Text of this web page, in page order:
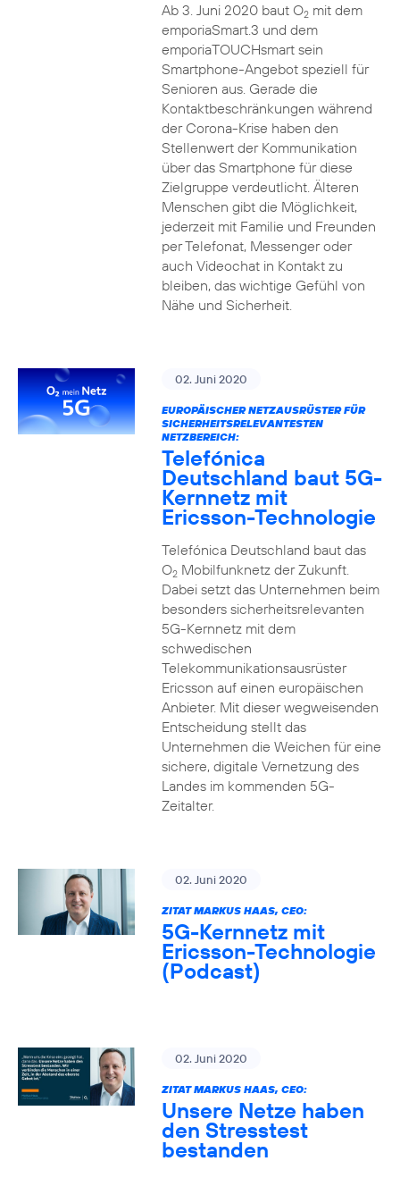
Ab 3. Juni 2020 baut O2mit dem
emporiaSmart.3 und dem
emporiaTOUCHsmart sein
Smartphone-Angebot speziell für
Senioren aus. Gerade die
Kontaktbeschränkungen während
der Corona-Krise haben den
Stellenwert der Kommunikation
über das Smartphone für diese
Zielgruppe verdeutlicht. Älteren
Menschen gibt die Möglichkeit,
jederzeit mit Familie und Freunden
per Telefonat, Messenger oder
auch Videochat in Kontakt zu
bleiben, das wichtige Gefühl von
Nähe und Sicherheit.
02. Juni 2020
EUROPÄISCHER NETZAUSRÜSTER FÜR
SICHERHEITSRELEVANTESTEN
NETZBEREICH:
Telefónica
Deutschland baut 5G-
Kernnetz mit
Ericsson-Technologie
Telefónica Deutschland baut das
O2Mobilfunknetz der Zukunft.
Dabei setzt das Unternehmen beim
besonders sicherheitsrelevanten
5G-Kernnetz mit dem
schwedischen
Telekommunikationsausrüster
Ericsson auf einen europäischen
Anbieter. Mit dieser wegweisenden
Entscheidung stellt das
Unternehmen die Weichen für eine
sichere, digitale Vernetzung des
Landes im kommenden 5G-
Zeitalter.
02. Juni 2020
ZITAT MARKUS HAAS, CEO:
5G-Kernnetz mit
Ericsson-Technologie
(Podcast)
02. Juni 2020
ZITAT MARKUS HAAS, CEO:
Unsere Netze haben
den Stresstest
bestanden